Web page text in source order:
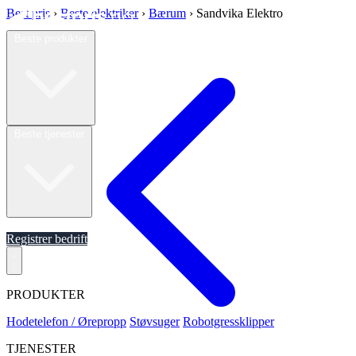
Registrer bedrift
PRODUKTER
Hodetelefon / Ørepropp Støvsuger Robotgressklipper
TJENESTER
Best pris › Beste elektriker › Bærum › Sandvika Elektro